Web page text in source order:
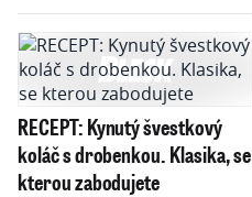
RECEPT: Kynutý švestkový
koláč s drobenkou. Klasika, se
kterou zabodujete